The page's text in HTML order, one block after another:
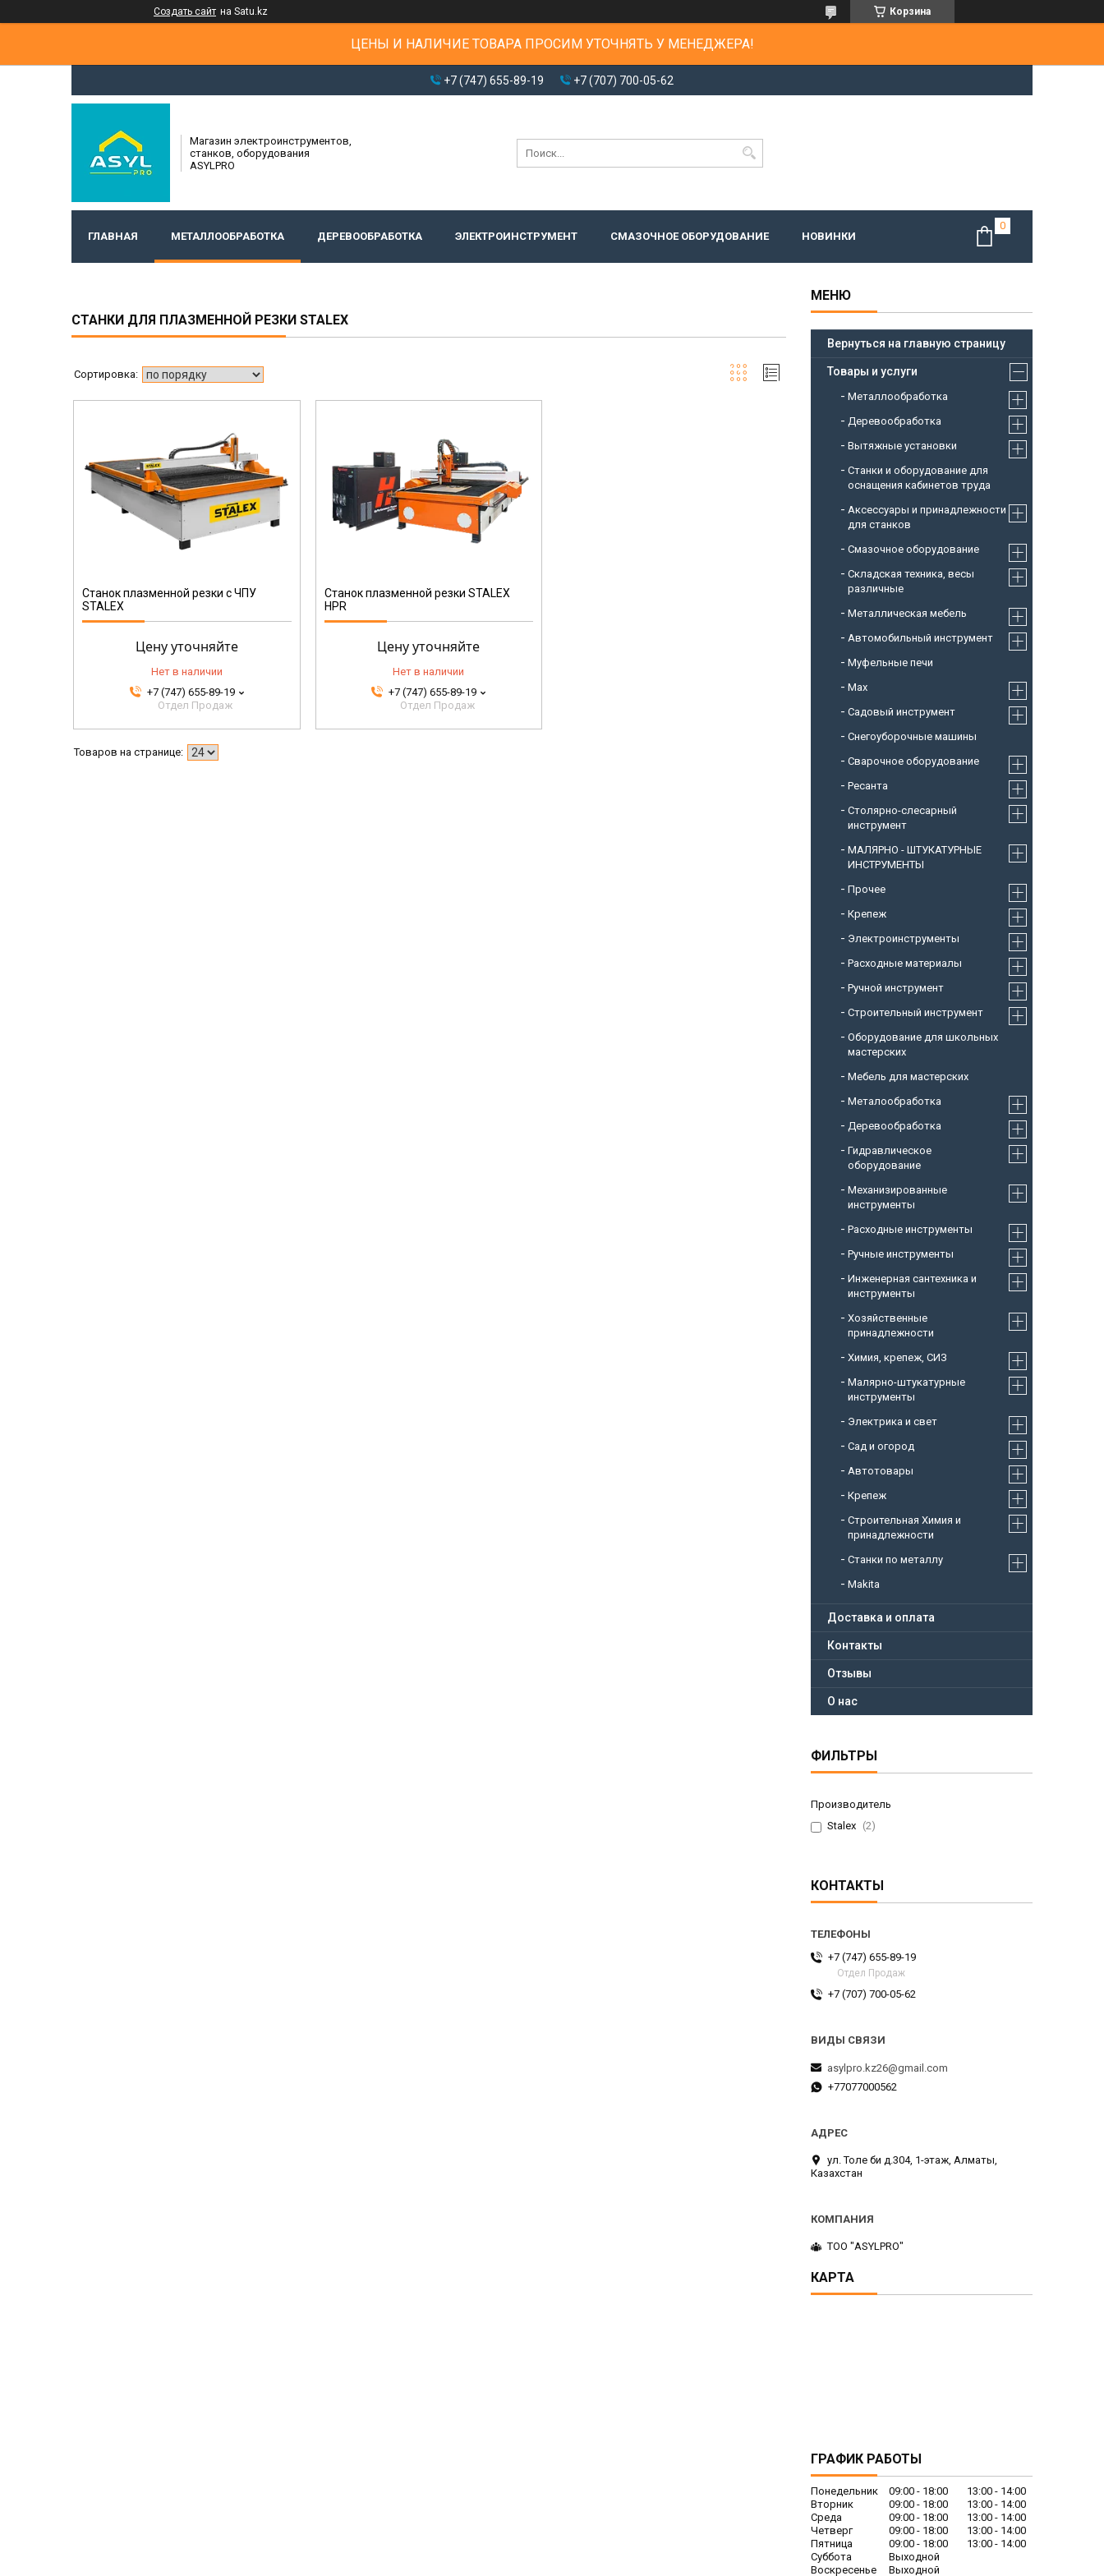
Создать сайт на Satu.kz Корзина
ЦЕНЫ И НАЛИЧИЕ ТОВАРА ПРОСИМ УТОЧНЯТЬ У МЕНЕДЖЕРА!
+7 (747) 655-89-19 +7 (707) 700-05-62
Магазин электроинструментов,
станков, оборудования
ASYLPRO
ГЛАВНАЯ МЕТАЛЛООБРАБОТКА ДЕРЕВООБРАБОТКА ЭЛЕКТРОИНСТРУМЕНТ СМАЗОЧНОЕ ОБОРУДОВАНИЕ НОВИНКИ
СТАНКИ ДЛЯ ПЛАЗМЕННОЙ РЕЗКИ STALEX
Станок плазменной резки с ЧПУ
STALEX
Цену уточняйте
Нет в наличии
+7 (747) 655-89-19
Отдел Продаж
HPR
Станок плазменной резки STALEX
HPR
Цену уточняйте
Нет в наличии
+7 (747) 655-89-19
Отдел Продаж
Вернуться на главную страницу
Товары и услуги
Металлообработка
Деревообработка
Вытяжные установки
Станки и оборудование для
оснащения кабинетов труда
Аксессуары и принадлежности
для станков
Смазочное оборудование
Складская техника, весы
различные
Металлическая мебель
Автомобильный инструмент
Муфельные печи
Max
Садовый инструмент
Снегоуборочные машины
Cварочное оборудование
Ресанта
Столярно-слесарный
инструмент
МАЛЯРНО - ШТУКАТУРНЫЕ
ИНСТРУМЕНТЫ
Прочее
Крепеж
Электроинструменты
Расходные материалы
Ручной инструмент
Строительный инструмент
Оборудование для школьных
мастерских
Мебель для мастерских
Металообработка
Деревообработка
Гидравлическое
оборудование
Механизированные
инструменты
Расходные инструменты
Ручные инструменты
Инженерная сантехника и
инструменты
Хозяйственные
принадлежности
Химия, крепеж, СИЗ
Малярно-штукатурные
инструменты
Электрика и свет
Сад и огород
Автотовары
Крепеж
Строительная Химия и
принадлежности
Станки по металлу
Makita
Доставка и оплата
Контакты
Отзывы
О нас
ФИЛЬТРЫ
Производитель
Stalex
2
КОНТАКТЫ
+7 (747) 655-89-19
Отдел Продаж
+7 (707) 700-05-62
asylpro.kz26@gmail.com
+77077000562
ул. Толе би д.304, 1-этаж, Алматы,
Казахстан
ТОО "ASYLPRO"
КАРТА
ГРАФИК РАБОТЫ
Понедельник 09:00 18:00 13:00
14:00
Вторник
09:00 18:00 13:00
14:00
Среда
09:00 18:00 13:00
14:00
Четверг
09:00 18:00 13:00
14:00
Пятница
09:00 18:00 13:00
14:00
Суббота
Выходной
Воскресенье
Выходной